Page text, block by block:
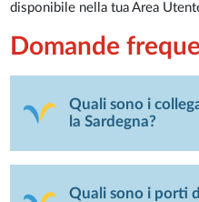
disponibile nella tua Area
Domande
Quali sono i
la Sardegna?
Quali sono i porti